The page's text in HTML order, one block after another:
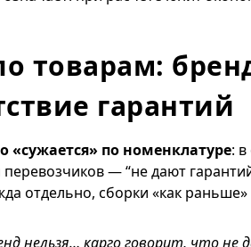
товарам:
гарантий
«сужается» по номенклатуре:
перевозчиков — “не дают
отдельно, сборки «как
нельзя… карго говорит, что не